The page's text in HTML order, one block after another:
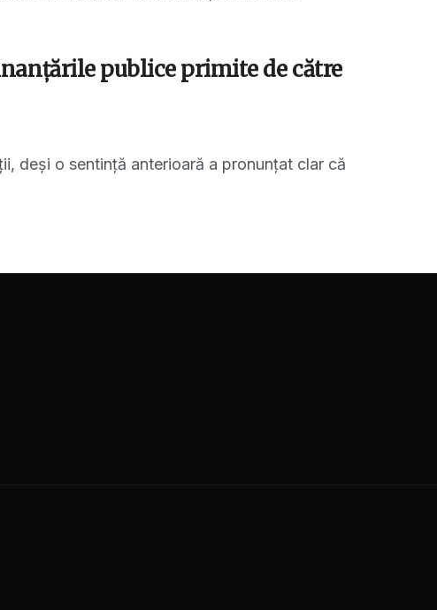
publice primite de către
deși o sentință anterioară a pronunțat clar că